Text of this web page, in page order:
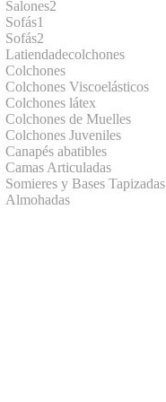
Salones2
Sofás1
Sofás2
Latiendadecolchones
Colchones
Colchones Viscoelásticos
Colchones látex
Colchones de Muelles
Colchones Juveniles
Canapés abatibles
Camas Articuladas
Somieres y Bases Tapizadas
Almohadas